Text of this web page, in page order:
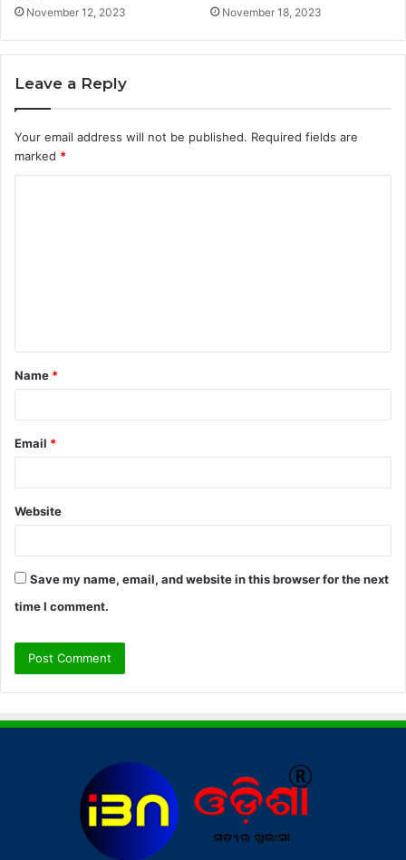
November 12, 2023 November 18, 2023
Leave a Reply
Your email address will not be published. Required fields are
marked *
t
*
Name *
Email *
Website
Save my name, email, and website in this browser for the next
time I comment.